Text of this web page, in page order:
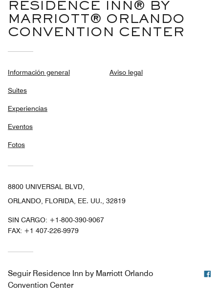
RESIDENCE INN® BY
MARRIOTT® ORLANDO
CONVENTION CENTER
Información general
Suites
Experiencias
Eventos
Fotos
Aviso legal
8800 UNIVERSAL BLVD,
ORLANDO, FLORIDA, EE. UU., 32819
SIN CARGO: +1-800-390-9067
FAX: +1 407-226-9979
Seguir Residence Inn by Marriott Orlando
Convention Center